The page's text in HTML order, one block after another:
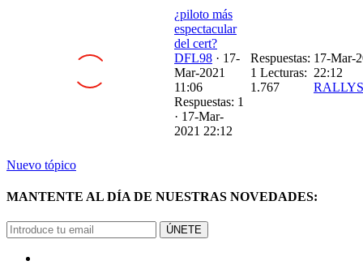
espectacular
del cert?
DFL98·17-
Mar-2021
11:06
Respuestas: 1
·17-Mar-
2021 22:12
1
Lecturas:
1.767
22:12
MANTENTE AL DÍA DE NUESTRAS NOVEDADES: